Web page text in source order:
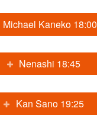
Michael Kaneko 18:00
Nenashi 18:45
Kan Sano 19:25